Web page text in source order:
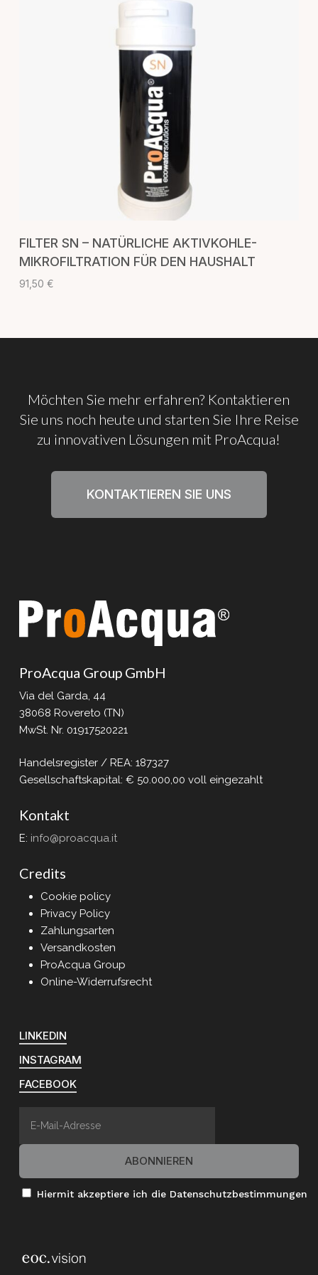
IN DEN WARENKORB
FILTER SN – NATÜRLICHE AKTIVKOHLE-
MIKROFILTRATION FÜR DEN HAUSHALT
91,50 €
Möchten Sie mehr erfahren? Kontaktieren
Sie uns noch heute und starten Sie Ihre Reise
zu innovativen Lösungen mit ProAcqua!
KONTAKTIEREN SIE UNS
ProAcqua Group GmbH
Via del Garda, 44
38068 Rovereto (TN)
MwSt. Nr. 01917520221
Handelsregister / REA: 187327
Gesellschaftskapital: € 50.000,00 voll eingezahlt
Kontakt
E: info@proacqua.it
Credits
Cookie policy
Privacy Policy
Zahlungsarten
Versandkosten
ProAcqua Group
Online-Widerrufsrecht
LINKEDIN
INSTAGRAM
FACEBOOK
Hiermit akzeptiere ich die Datenschutzbestimmungen